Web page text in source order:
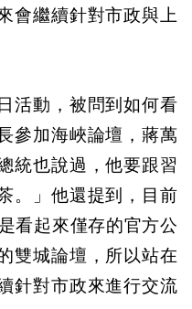
會繼續針對市政與上
活動，被問到如何看
參加海峽論壇，蔣萬
統也說過，他要跟習
。」他還提到，目前
看起來僅存的官方公
雙城論壇，所以站在
針對市政來進行交流